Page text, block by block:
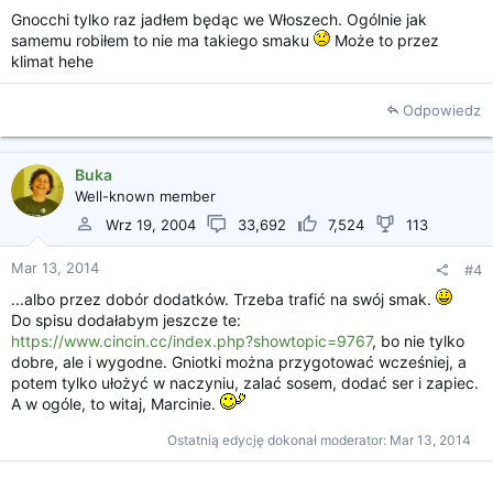
Gnocchi tylko raz jadłem będąc we Włoszech. Ogólnie jak
samemu robiłem to nie ma takiego smaku
Może to przez
klimat hehe
Odpowiedz
Buka
Well-known member
Wrz 19, 2004
33,692 7,524 113
Mar 13, 2014 #4
...albo przez dobór dodatków. Trzeba trafić na swój smak.
Do spisu dodałabym jeszcze te:
https://www.cincin.cc/index.php?showtopic=9767, bo nie tylko
dobre, ale i wygodne. Gniotki można przygotować wcześniej, a
potem tylko ułożyć w naczyniu, zalać sosem, dodać ser i zapiec.
A w ogóle, to witaj, Marcinie.
Ostatnią edycję dokonał moderator: Mar 13, 2014